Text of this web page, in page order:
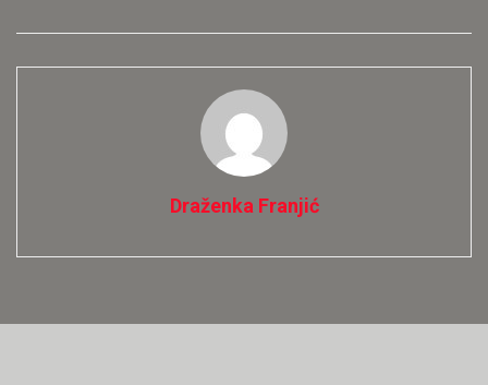
Draženka Franjić